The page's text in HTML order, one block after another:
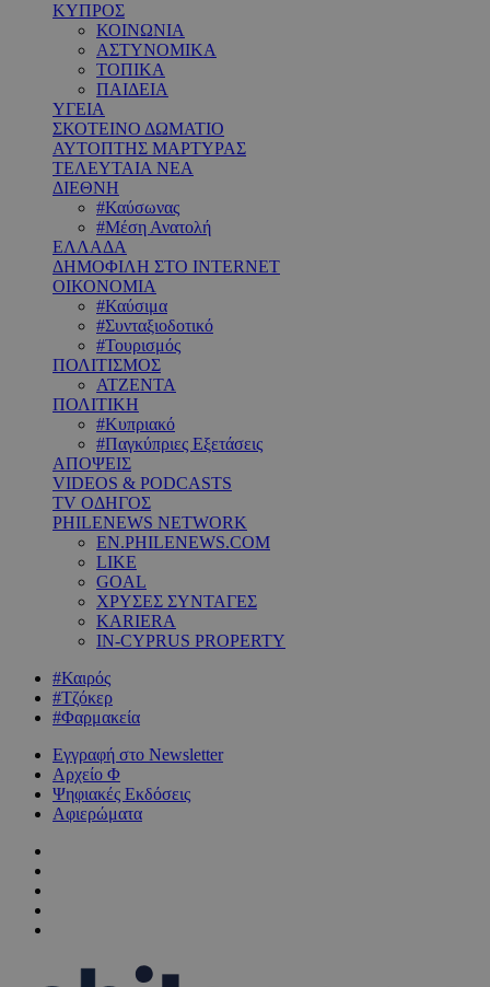
ΚΥΠΡΟΣ
ΚΟΙΝΩΝΙΑ
ΑΣΤΥΝΟΜΙΚΑ
ΤΟΠΙΚΑ
ΠΑΙΔΕΙΑ
ΥΓΕΙΑ
ΣΚΟΤΕΙΝΟ ΔΩΜΑΤΙΟ
ΑΥΤΟΠΤΗΣ ΜΑΡΤΥΡΑΣ
ΤΕΛΕΥΤΑΙΑ ΝΕΑ
ΔΙΕΘΝΗ
#Καύσωνας
#Μέση Ανατολή
ΕΛΛΑΔΑ
ΔΗΜΟΦΙΛΗ ΣΤΟ INTERNET
ΟΙΚΟΝΟΜΙΑ
#Καύσιμα
#Συνταξιοδοτικό
#Τουρισμός
ΠΟΛΙΤΙΣΜΟΣ
ΑΤΖΕΝΤΑ
ΠΟΛΙΤΙΚΗ
#Κυπριακό
#Παγκύπριες Εξετάσεις
ΑΠΟΨΕΙΣ
VIDEOS & PODCASTS
TV ΟΔΗΓΟΣ
PHILENEWS NETWORK
EN.PHILENEWS.COM
LIKE
GOAL
ΧΡΥΣΕΣ ΣΥΝΤΑΓΕΣ
KARIERA
IN-CYPRUS PROPERTY
#Καιρός
#Τζόκερ
#Φαρμακεία
Εγγραφή στο Newsletter
Αρχείο Φ
Ψηφιακές Εκδόσεις
Αφιερώματα